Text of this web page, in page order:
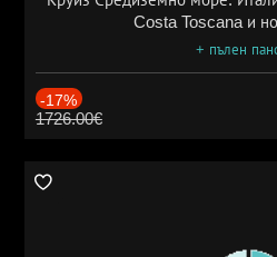
Costa Toscana и
+ пълен
-17%
1726.00€